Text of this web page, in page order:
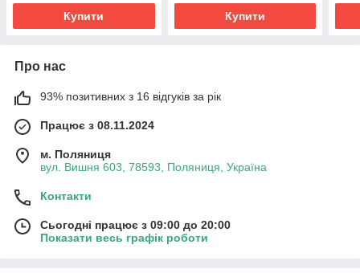
Купити Купити
Про нас
93% позитивних з 16 відгуків за рік
Працює з 08.11.2024
м. Поляниця
вул. Вишня 603, 78593, Поляниця, Україна
Контакти
Сьогодні працює з 09:00 до 20:00
Показати весь графік роботи